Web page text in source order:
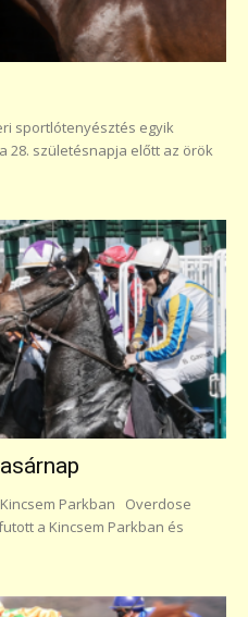
sportlótenyésztés egyik
28. születésnapja előtt az örök
Parkban Overdose
a Kincsem Parkban és